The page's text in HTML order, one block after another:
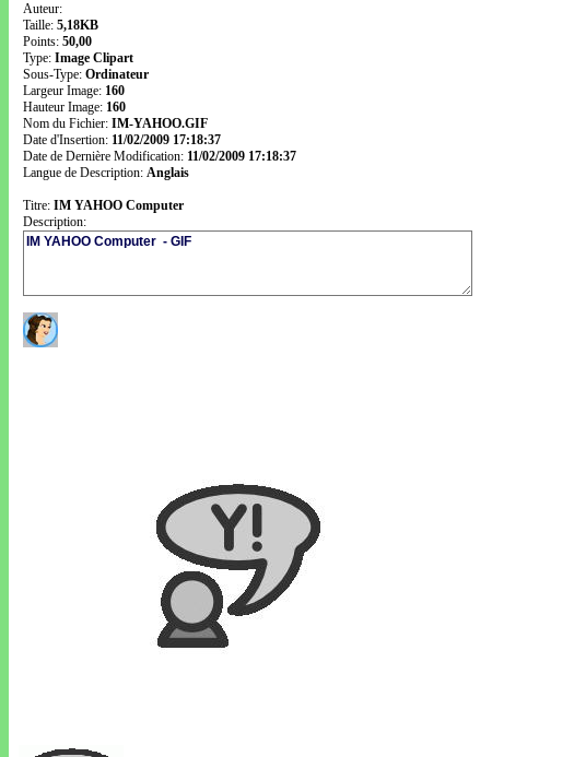
Auteur:
Taille: 5,18KB
Points: 50,00
Type: Image Clipart
Sous-Type: Ordinateur
Largeur Image: 160
Hauteur Image: 160
Nom du Fichier: IM-YAHOO.GIF
Date d'Insertion: 11/02/2009 17:18:37
Date de Dernière Modification: 11/02/2009 17:18:37
Langue de Description: Anglais
Titre: IM YAHOO Computer
Description: